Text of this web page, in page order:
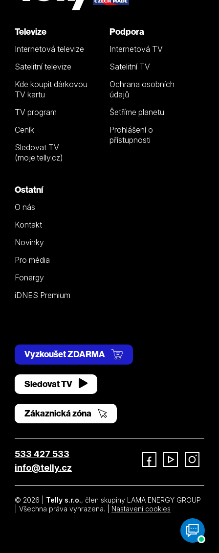
Televize
Internetová televize
Satelitní televize
Kde koupit dárkovou
TV kartu
TV program
Ceník
Sledovat TV
(moje.telly.cz)
Podpora
Internetová TV
Satelitní TV
Ochrana osobních
údajů
Šetříme planetu
Prohlášení o
přístupnosti
Ostatní
O nás
Kontakt
Novinky
Pro média
Fonergy
iDNES Premium
Vyzkoušet ZDARMA
Sledovat TV
Zákaznická zóna
533 427 533
info@telly.cz
© 2026 | Telly s.r.o., člen skupiny LAMA ENERGY GROUP
| Všechna práva vyhrazena. |
Nastavení cookies